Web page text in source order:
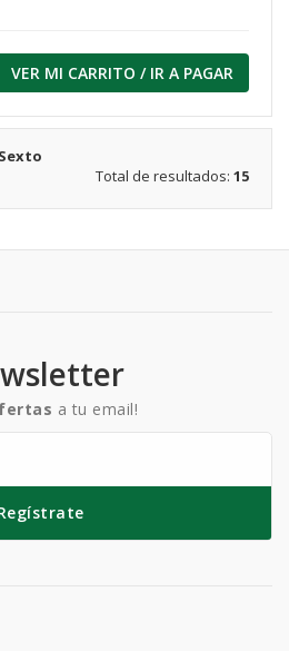
VER MI CARRITO / IR A PAGAR
Total de resultados: 15
a tu email!